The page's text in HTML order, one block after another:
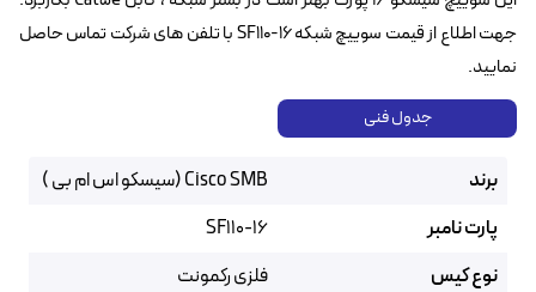
جهت اطلاع از قیمت سوییچ شبکه SF110-16 با تلفن های شرکت تماس حاصل
نمایید.
جدول فنی
برند
Cisco SMB (سیسکو اس ام بی )
پارت نامبر
SF110-16
نوع کیس
فلزی رکمونت